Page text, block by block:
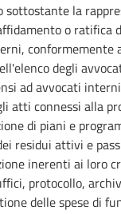
la
o ratifica
degli
ad avvocati
atti connessi alla
di piani e
residui attivi e
inerenti ai loro
protocollo,
delle spese di